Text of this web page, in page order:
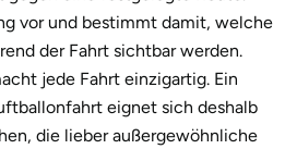
vor und bestimmt damit, welche
der Fahrt sichtbar werden.
jede Fahrt einzigartig. Ein
eignet sich deshalb
die lieber außergewöhnliche